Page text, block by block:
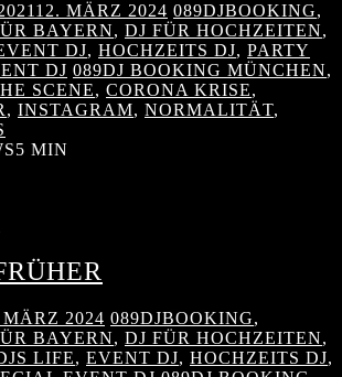
12. MÄRZ 2024 089DJBOOKING,
BAYERN, DJ FÜR HOCHZEITEN,
DJ, HOCHZEITS DJ, PARTY
DJ 089DJ BOOKING MÜNCHEN,
SCENE, CORONA KRISE,
, INSTAGRAM, NORMALITÄT,
5 MIN
MÄRZ 2024 089DJBOOKING,
BAYERN, DJ FÜR HOCHZEITEN,
LIFE, EVENT DJ, HOCHZEITS DJ,